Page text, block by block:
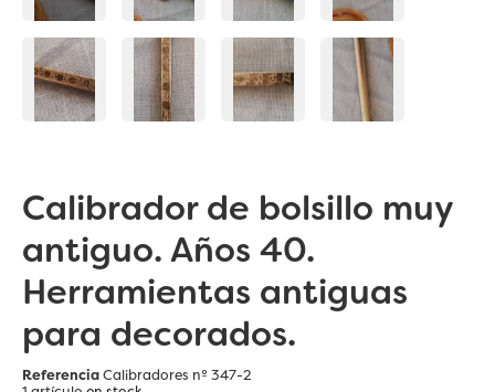
Calibrador de bolsillo muy
antiguo. Años 40.
Herramientas antiguas
para decorados.
ReferenciaCalibradores nº 347-2